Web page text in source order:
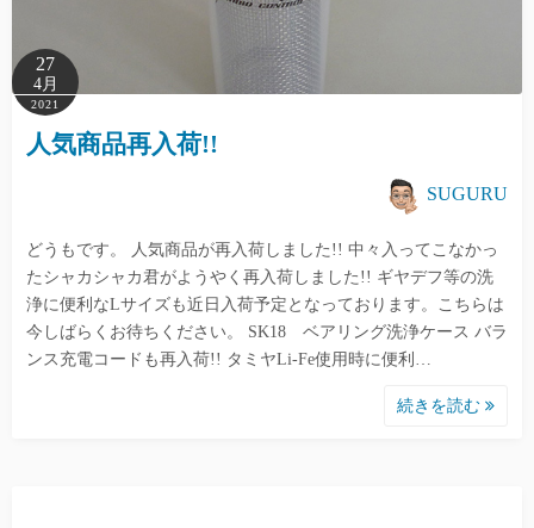
27
4月
2021
人気商品再入荷!!
SUGURU
どうもです。 人気商品が再入荷しました!! 中々入ってこなかっ
たシャカシャカ君がようやく再入荷しました!! ギヤデフ等の洗
浄に便利なLサイズも近日入荷予定となっております。こちらは
今しばらくお待ちください。 SK18 ベアリング洗浄ケース バラ
ンス充電コードも再入荷!! タミヤLi-Fe使用時に便利…
続きを読む